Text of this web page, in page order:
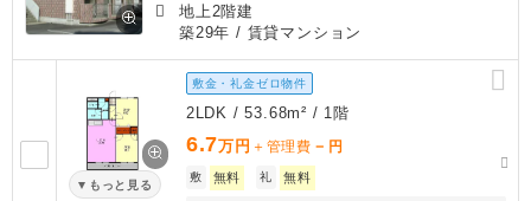
地上2階建
築29年 / 賃貸マンション
もっと見る
敷金・礼金ゼロ物件
2LDK / 53.68m² / 1階
6.7万円 ＋管理費 － 円
敷 無料 礼 無料